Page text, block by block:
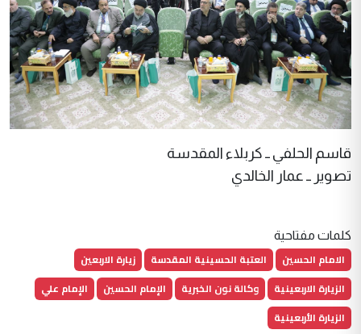
قاسم الحلفي ــ كربلاء المقدسة
تصوير ــ عمار الخالدي
كلمات مفتاحية
الامام الحسين العتبة الحسينية المقدسة
زيارة الاربعين
الزيارة الاربعينية
وكالة نون الخبرية الإمام الحسين
الإمام علي
الزيارة الأربعينية